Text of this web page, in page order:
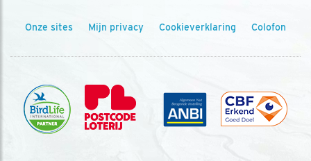
Onze sites Mijn privacy Cookieverklaring Colofon